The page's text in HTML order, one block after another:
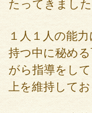
たってきまし
１人１人の能
持つ中に秘め
がら指導をし
上を維持して